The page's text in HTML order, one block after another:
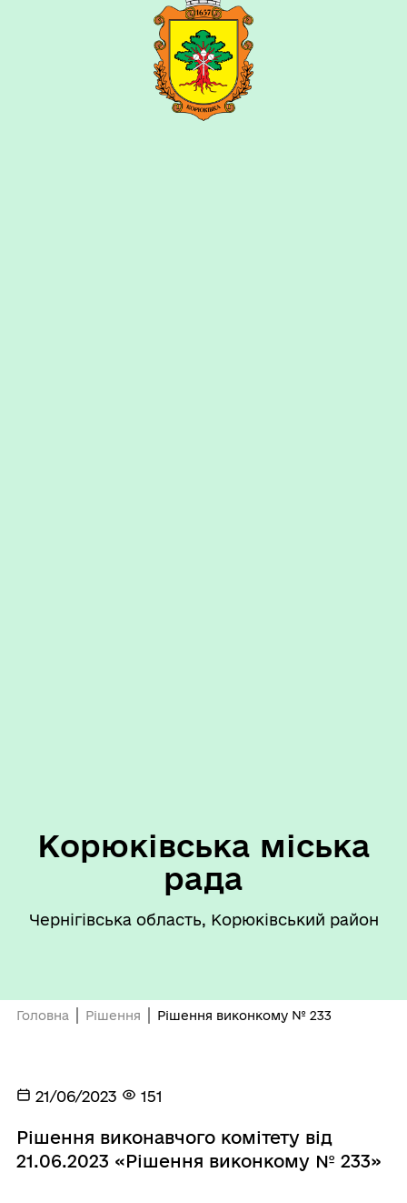
Корюківська міська
рада
Чернігівська область, Корюківський район
Головна Рішення Рішення виконкому № 233
21/06/2023 151
Рішення виконавчого комітету від
21.06.2023 «Рішення виконкому № 233»